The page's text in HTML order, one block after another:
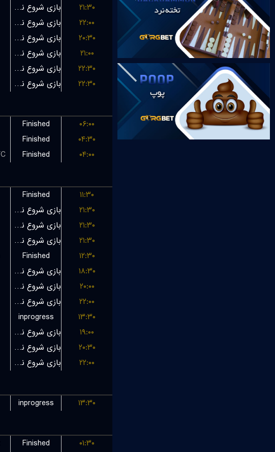
بازی شروع نشده است
۲۱:۳۰
بازی شروع نشده است
۲۲:۰۰
بازی شروع نشده است
۲۰:۳۰
بازی شروع نشده است
۲۱:۰۰
بازی شروع نشده است
۲۲:۳۰
بازی شروع نشده است
۲۲:۳۰
Finished
۰۶:۰۰
Finished
۰۴:۳۰
Finished
۰۴:۰۰
Finished
۱۱:۳۰
بازی شروع نشده است
۲۱:۳۰
بازی شروع نشده است
۲۱:۳۰
بازی شروع نشده است
۲۱:۳۰
Finished
۱۲:۳۰
بازی شروع نشده است
۱۸:۳۰
بازی شروع نشده است
۲۰:۰۰
بازی شروع نشده است
۲۲:۰۰
inprogress
۱۳:۳۰
بازی شروع نشده است
۱۹:۰۰
بازی شروع نشده است
۲۰:۳۰
بازی شروع نشده است
۲۲:۰۰
inprogress
۱۳:۳۰
Finished
۰۱:۳۰